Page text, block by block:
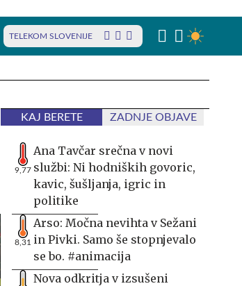
TELEKOM SLOVENIJE
KAJ BERETE ZADNJE OBJAVE
9,77
Ana Tavčar srečna v novi
službi: Ni hodniških govoric,
kavic, šušljanja, igric in
politike
8,31
Arso: Močna nevihta v Sežani
in Pivki. Samo še stopnjevalo
se bo. #animacija
Nova odkritja v izsušeni